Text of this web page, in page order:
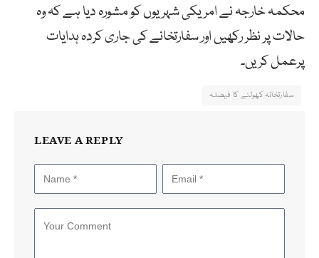
محکمہ خارجہ نے امریکی شہریوں کو مشورہ دیا ہے کہ وہ
حالات پر نظر رکھیں اور سفارتخانے کی جاری کردہ ہدایات
پرعمل کریں۔
سفارتخانہ کھولنے کا فیصلہ
LEAVE A REPLY